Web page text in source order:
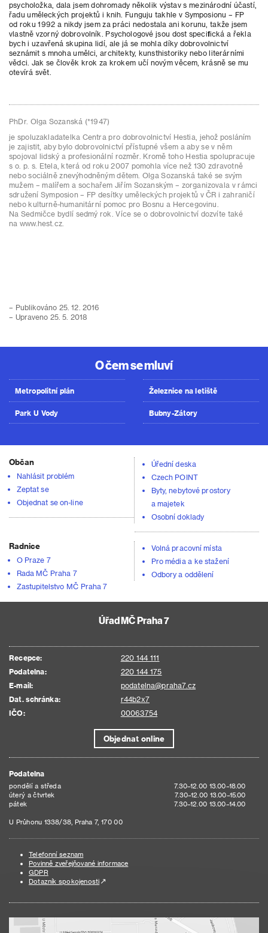
psycholožka, dala jsem dohromady několik výstav s mezinárodní účastí,
řadu uměleckých projektů i knih. Funguju takhle v Symposionu – FP
od roku 1992 a nikdy jsem za práci nedostala ani korunu, takže jsem
vlastně vzorný dobrovolník. Psychologové jsou dost specifická a řekla
bych i uzavřená skupina lidí, ale já se mohla díky dobrovolnictví
seznámit s mnoha umělci, architekty, kunsthistoriky nebo literárními
vědci. Jak se člověk krok za krokem učí novým věcem, krásně se mu
otevírá svět.
PhDr. Olga Sozanská (*1947)
je spoluzakladatelka Centra pro dobrovolnictví Hestia, jehož posláním
je zajistit, aby bylo dobrovolnictví přístupné všem a aby se v něm
spojoval lidský a profesionální rozměr. Kromě toho Hestia spolupracuje
s o. p. s. Etela, která od roku 2007 pomohla více než 130 zdravotně
nebo sociálně znevýhodněným dětem. Olga Sozanská také se svým
mužem – malířem a sochařem Jiřím Sozanským – zorganizovala v rámci
sdružení Symposion – FP desítky uměleckých projektů v ČR i zahraničí
nebo kulturně-humanitární pomoc pro Bosnu a Hercegovinu.
Na Sedmičce bydlí sedmý rok. Více se o dobrovolnictví dozvíte také
na www.hest.cz.
– Publikováno 25. 12. 2016
– Upraveno 25. 5. 2018
O čem se mluví
Metropolitní plán
Park U Vody
Železnice na letiště
Bubny-Zátory
Občan
Nahlásit problém
Zeptat se
Objednat se on-line
Úřední deska
Czech POINT
Byty, nebytové prostory
a majetek
Osobní doklady
Radnice
O Praze 7
Rada MČ Praha 7
Zastupitelstvo MČ Praha 7
Volná pracovní místa
Pro média a ke stažení
Odbory a oddělení
Úřad MČ Praha 7
Recepce:
220 144 111
Podatelna:
220 144 175
E-mail:
podatelna@praha7.cz
Dat. schránka:
r44b2x7
IČO:
00063754
Objednat online
Podatelna
pondělí a středa
7.30–12.00 13.00–18.00
úterý a čtvrtek
7.30–12.00 13.00–15.00
pátek
7.30–12.00 13.00–14.00
U Průhonu 1338/38, Praha 7, 170 00
Telefonní seznam
Povinně zveřejňované informace
GDPR
Dotazník spokojenosti